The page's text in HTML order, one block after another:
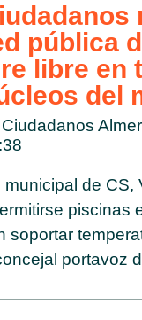
pública
libre en
del
Ciudadanos
de CS,
piscinas
soportar
portavoz